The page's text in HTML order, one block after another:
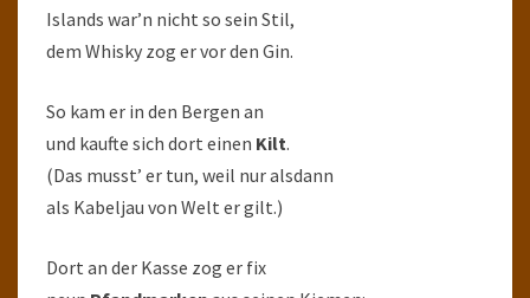
Islands war’n nicht so sein Stil,
dem Whisky zog er vor den Gin.
So kam er in den Bergen an
und kaufte sich dort einen Kilt.
(Das musst’ er tun, weil nur alsdann
als Kabeljau von Welt er gilt.)
Dort an der Kasse zog er fix